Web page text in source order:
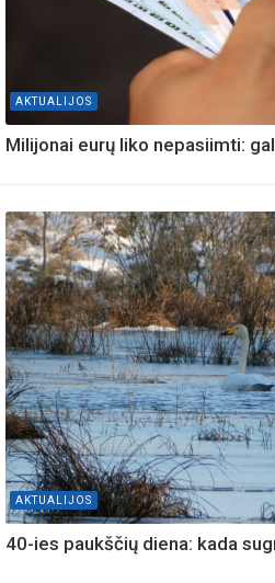
AKTUALIJOS
Milijonai eurų liko nepasiimti:
AKTUALIJOS
40-ies paukščių diena: kada